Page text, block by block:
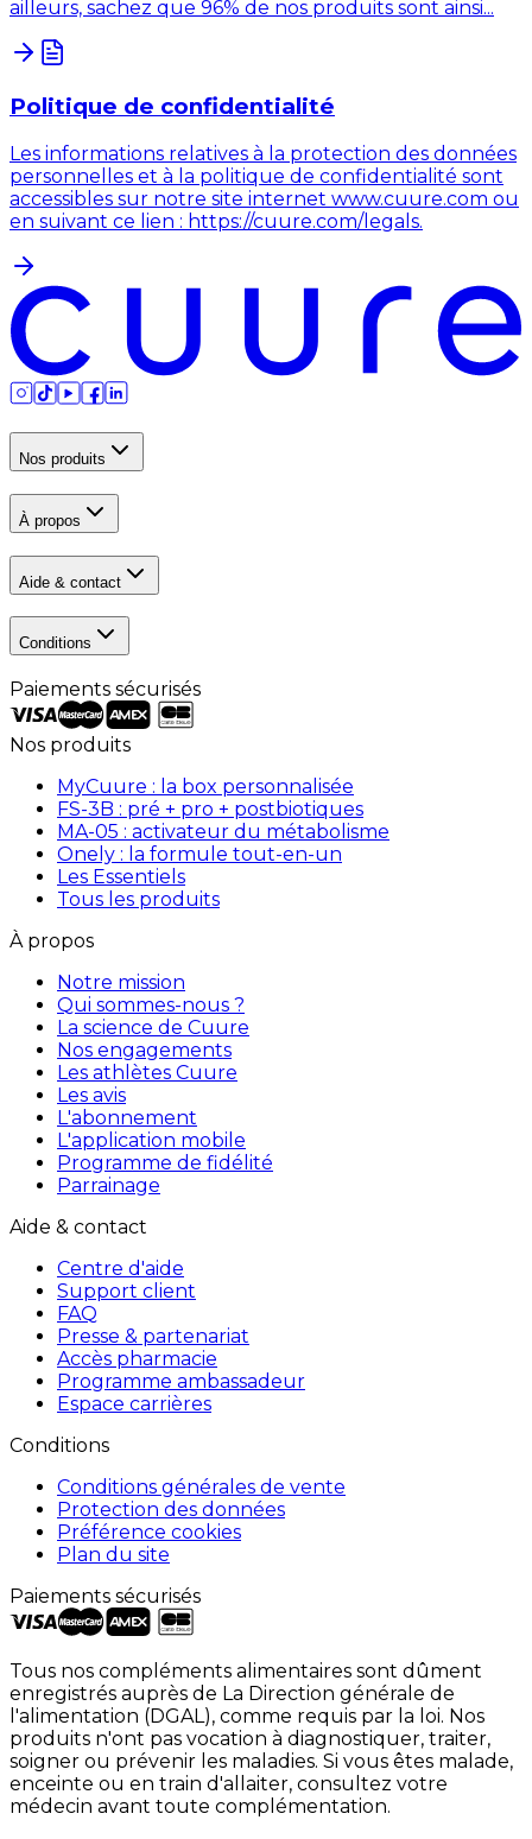
ailleurs, sachez que 96% de nos produits sont ainsi...
Politique de confidentialité
Les informations relatives à la protection des données
personnelles et à la politique de confidentialité sont
accessibles sur notre site internet www.cuure.com ou
en suivant ce lien : https://cuure.com/legals.
Nos produits
À propos
Aide & contact
Conditions
Paiements sécurisés
Nos produits
MyCuure : la box personnalisée
FS-3B : pré + pro + postbiotiques
MA-05 : activateur du métabolisme
Onely : la formule tout-en-un
Les Essentiels
Tous les produits
À propos
Notre mission
Qui sommes-nous ?
La science de Cuure
Nos engagements
Les athlètes Cuure
Les avis
L'abonnement
L'application mobile
Programme de fidélité
Parrainage
Aide & contact
Centre d'aide
Support client
FAQ
Presse & partenariat
Accès pharmacie
Programme ambassadeur
Espace carrières
Conditions
Conditions générales de vente
Protection des données
Préférence cookies
Plan du site
Paiements sécurisés
Tous nos compléments alimentaires sont dûment
enregistrés auprès de La Direction générale de
l'alimentation (DGAL), comme requis par la loi. Nos
produits n'ont pas vocation à diagnostiquer, traiter,
soigner ou prévenir les maladies. Si vous êtes malade,
enceinte ou en train d'allaiter, consultez votre
médecin avant toute complémentation.